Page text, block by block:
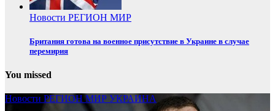
Новости РЕГИОН МИР
Британия готова на военное присутствие в Украине в случае
перемирия
You missed
Новости РЕГИОНМИР УКРАИНА